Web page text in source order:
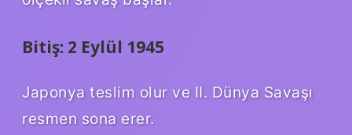
Bitiş: 2 Eylül 1945
Japonya teslim olur ve II. Dünya Savaşı
resmen sona erer.